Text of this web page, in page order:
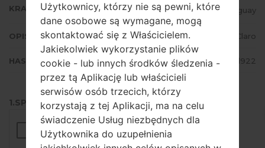
KRAJ Uruguay
OPIS Claro
HASH a40249767f1730d20db2512a9efd922
1.SPRAWDŹ RECAPTCHA
Użytkownicy, którzy nie są pewni, które
dane osobowe są wymagane, mogą
skontaktować się z Właścicielem.
Jakiekolwiek wykorzystanie plików
cookie - lub innych środków śledzenia -
przez tą Aplikację lub właścicieli
serwisów osób trzecich, którzy
korzystają z tej Aplikacji, ma na celu
świadczenie Usług niezbędnych dla
Użytkownika do uzupełnienia